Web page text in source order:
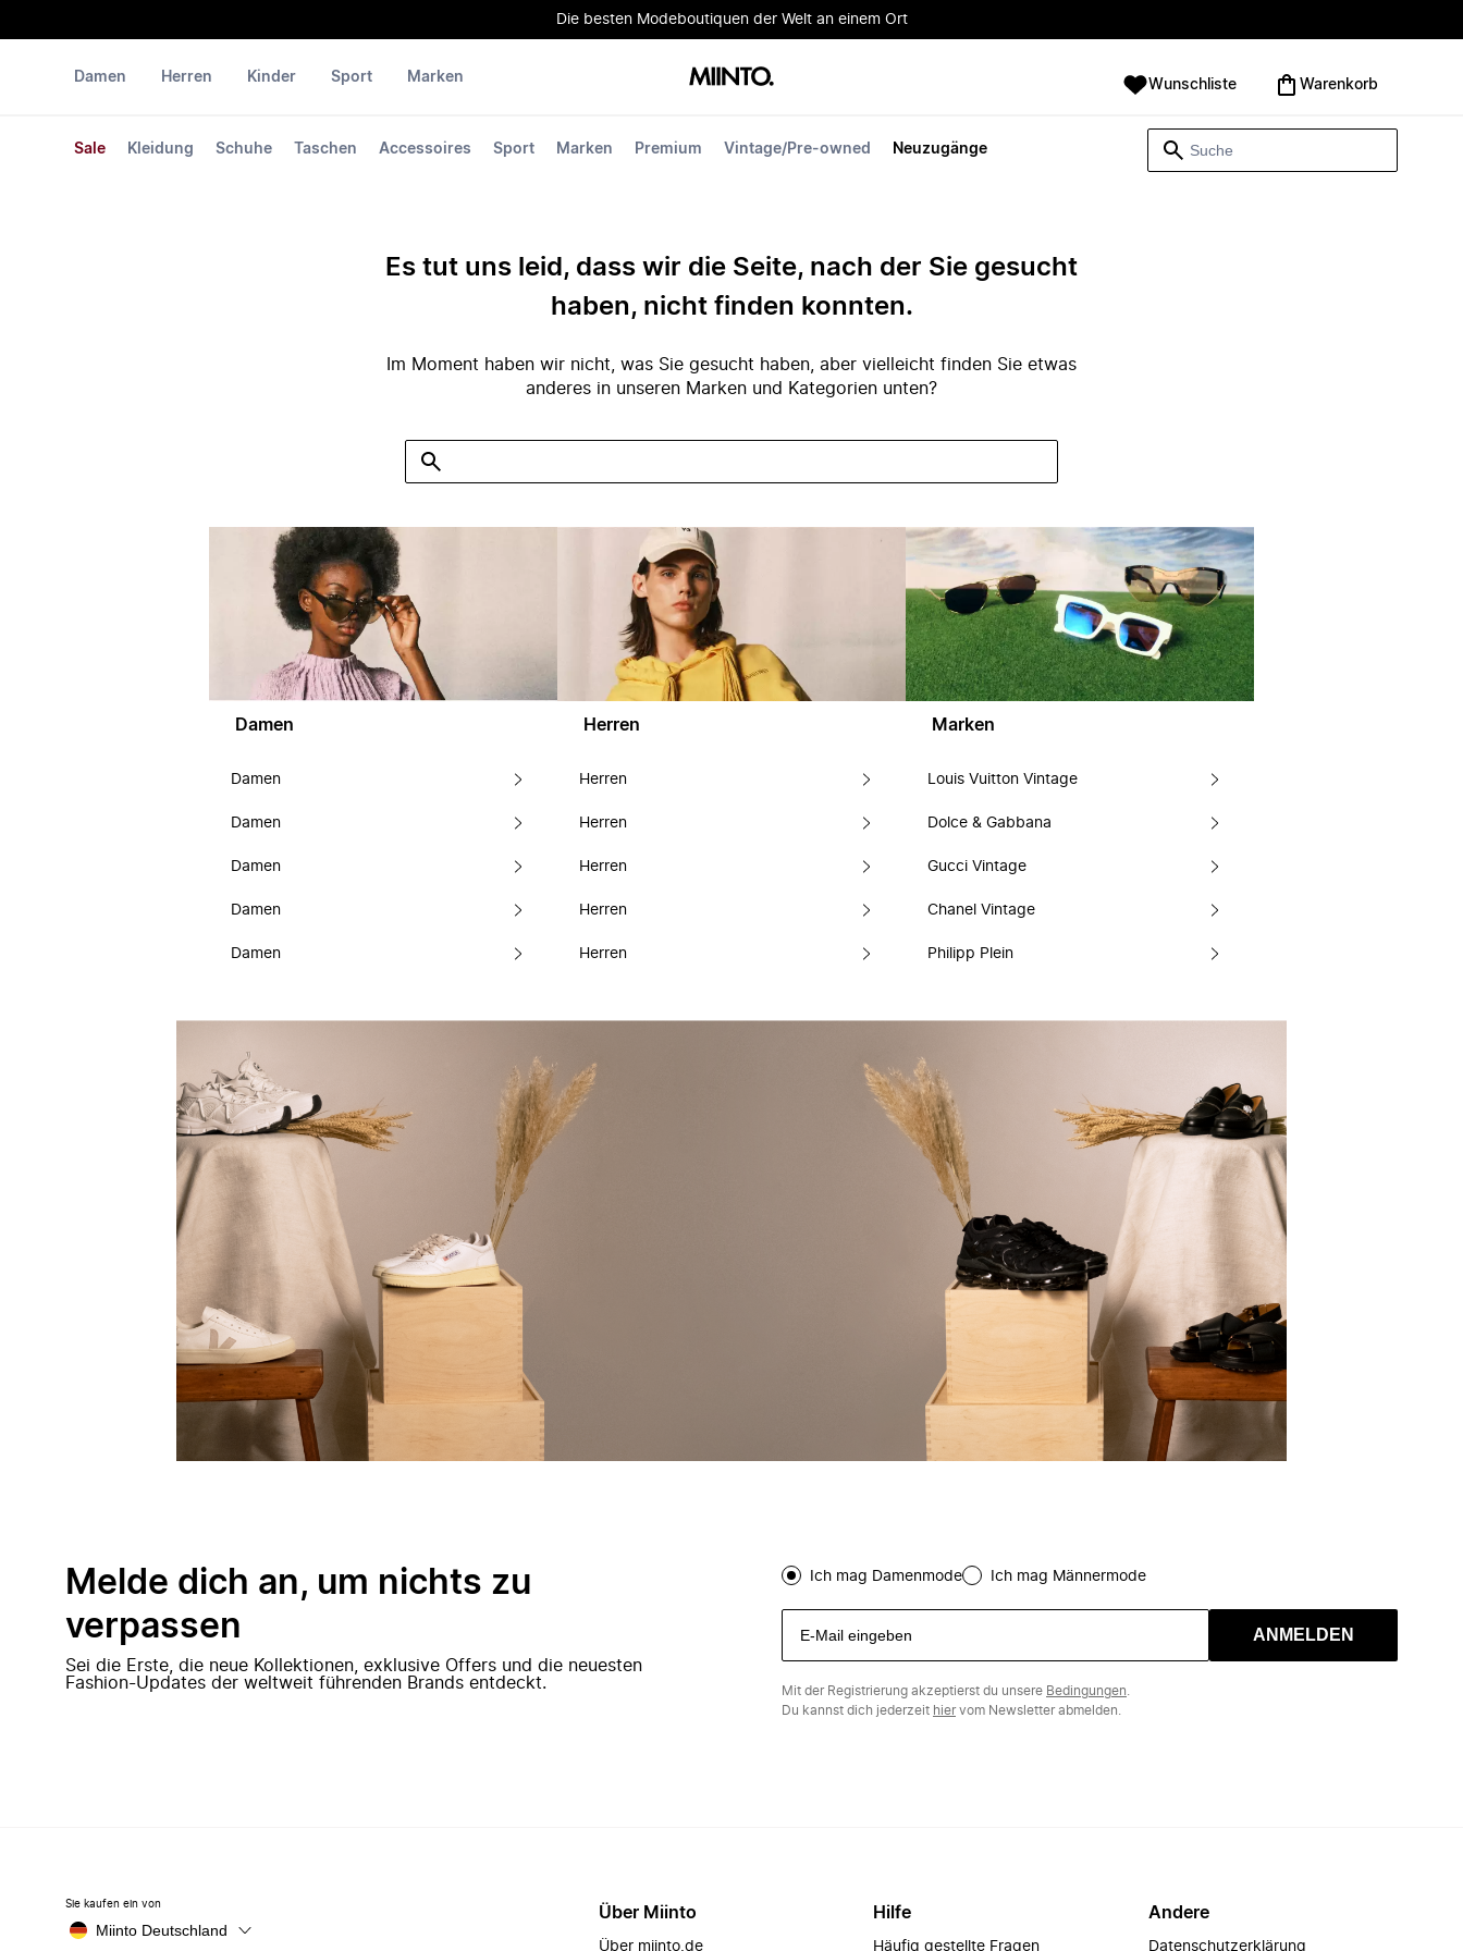
Die besten Modeboutiquen der Welt an einem Ort
Damen
Sale Kleidung Schuhe Taschen Accessoires Sport Marken Premium Vintage/Pre-owned Neuzugänge
Herren Kinder Sport Marken Wunschliste Warenkorb
Es tut uns leid, dass wir die Seite, nach der Sie gesucht
haben, nicht finden konnten.
Im Moment haben wir nicht, was Sie gesucht haben, aber vielleicht finden Sie etwas
anderes in unseren Marken und Kategorien unten?
Damen
Damen
Damen
Damen
Damen
Damen
Herren
Herren
Herren
Herren
Herren
Herren
Marken
Louis Vuitton Vintage
Dolce & Gabbana
Gucci Vintage
Chanel Vintage
Philipp Plein
Melde dich an, um nichts zu
verpassen
Sei die Erste, die neue Kollektionen, exklusive Offers und die neuesten
Fashion-Updates der weltweit führenden Brands entdeckt.
Ich mag Damenmode Ich mag Männermode
ANMELDEN
Mit der Registrierung akzeptierst du unsere Bedingungen
Du kannst dich jederzeit hiervom Newsletter abmelden.
Sie kaufen ein von
Miinto Deutschland
Über Miinto
Über miinto.de
Hilfe
Häufig gestellte Fragen
Andere
Datenschutzerklärung